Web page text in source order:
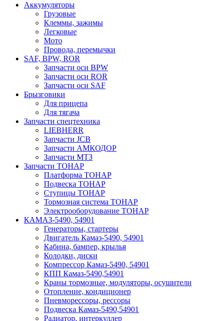
Аккумуляторы
Грузовые
Клеммы, зажимы
Легковые
Мото
Провода, перемычки
SAF, BPW, ROR
Запчасти оси BPW
Запчасти оси ROR
Запчасти оси SAF
Брызговики
Для прицепа
Для тягача
Запчасти спецтехника
LIEBHERR
Запчасти JCB
Запчасти АМКОДОР
Запчасти МТЗ
Запчасти ТОНАР
Платформа ТОНАР
Подвеска ТОНАР
Ступицы ТОНАР
Тормозная система ТОНАР
Электрооборудование ТОНАР
КАМАЗ-5490, 54901
Генераторы, стартеры
Двигатель Камаз-5490, 54901
Кабина, бампер, крылья
Колодки, диски
Компрессор Камаз-5490, 54901
КПП Камаз-5490,54901
Краны тормозные, модуляторы, осушители
Отопление, кондиционер
Пневморессоры, рессоры
Подвеска Камаз-5490,54901
Радиатор, интеркуллер